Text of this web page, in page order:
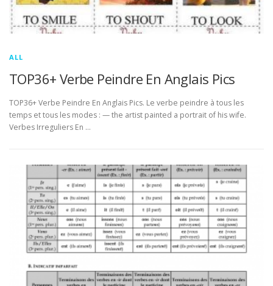
ALL
TOP36+ Verbe Peindre En Anglais Pics
TOP36+ Verbe Peindre En Anglais Pics. Le verbe peindre à tous les
temps et tous les modes : — the artist painted a portrait of his wife.
Verbes Irreguliers En …